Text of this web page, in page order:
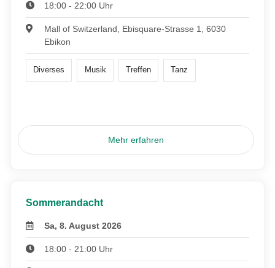
18:00 - 22:00 Uhr
Mall of Switzerland, Ebisquare-Strasse 1, 6030
Ebikon
Diverses Musik Treffen Tanz
Mehr erfahren
Sommerandacht
Sa, 8. August 2026
18:00 - 21:00 Uhr